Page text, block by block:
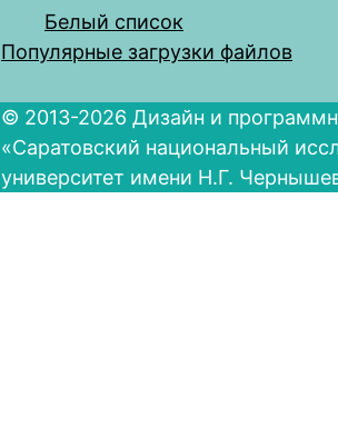
Белый список
Популярные загрузки файлов
© 2013-2026 Дизайн и
«Саратовский национальный
университет имени Н.Г.